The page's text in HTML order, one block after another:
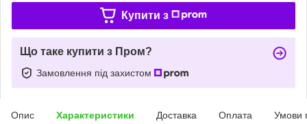
Купити з
Що таке купити з Пром?
Замовлення під захистом
Опис Характеристики Доставка Оплата Умови